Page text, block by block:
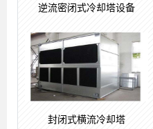
逆流密闭式冷却塔设备
封闭式横流冷却塔